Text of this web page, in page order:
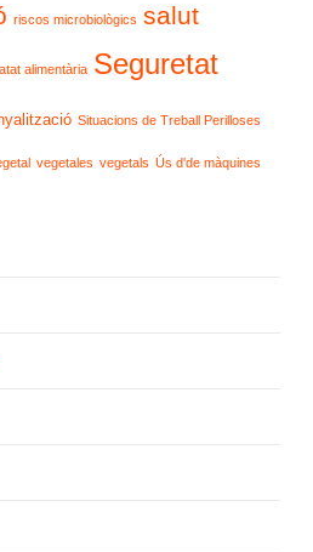
riscos microbiològics salut
alimentària Seguretat
Situacions de Treball Perilloses
vegetales vegetals Ús d'de màquines